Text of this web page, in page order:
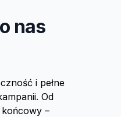
nas
i pełne
Od
–